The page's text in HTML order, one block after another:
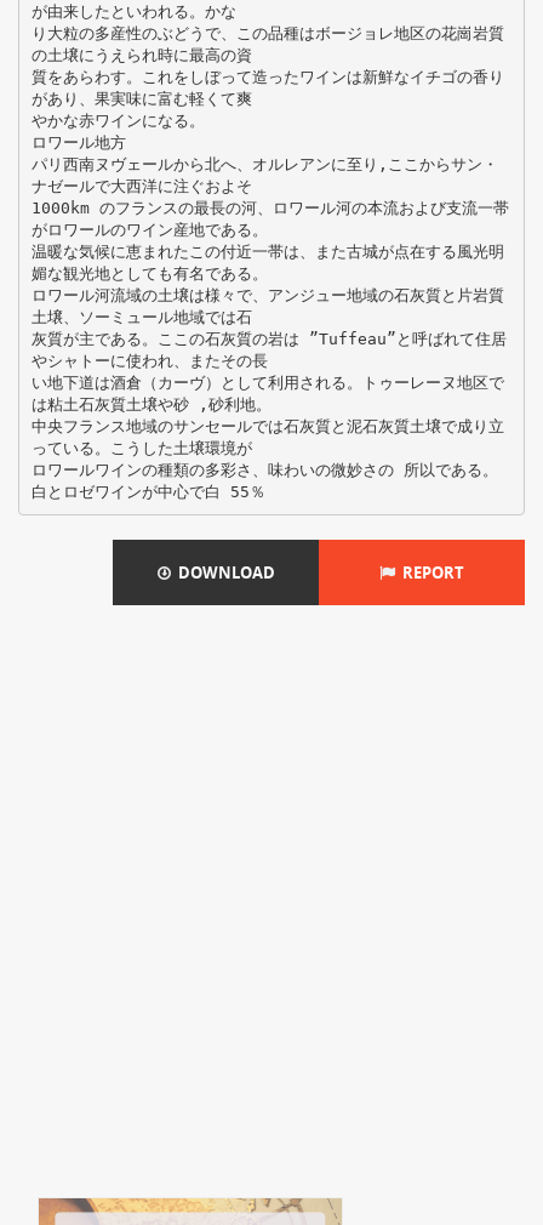
が由来したといわれる。かな
り大粒の多産性のぶどうで、この品種はボージョレ地区の花崗岩質
の土壌にうえられ時に最高の資
質をあらわす。これをしぼって造ったワインは新鮮なイチゴの香り
があり、果実味に富む軽くて爽
やかな赤ワインになる。
ロワール地方
パリ西南ヌヴェールから北へ、オルレアンに至り,ここからサン・
ナゼールで大西洋に注ぐおよそ
1000km のフランスの最長の河、ロワール河の本流および支流一帯
がロワールのワイン産地である。
温暖な気候に恵まれたこの付近一帯は、また古城が点在する風光明
媚な観光地としても有名である。
ロワール河流域の土壌は様々で、アンジュー地域の石灰質と片岩質
土壌、ソーミュール地域では石
灰質が主である。ここの石灰質の岩は ”Tuffeau”と呼ばれて住居
やシャトーに使われ、またその長
い地下道は酒倉（カーヴ）として利用される。トゥーレーヌ地区で
は粘土石灰質土壌や砂 ,砂利地。
中央フランス地域のサンセールでは石灰質と泥石灰質土壌で成り立
っている。こうした土壌環境が
ロワールワインの種類の多彩さ、味わいの微妙さの 所以である。
DOWNLOAD REPORT